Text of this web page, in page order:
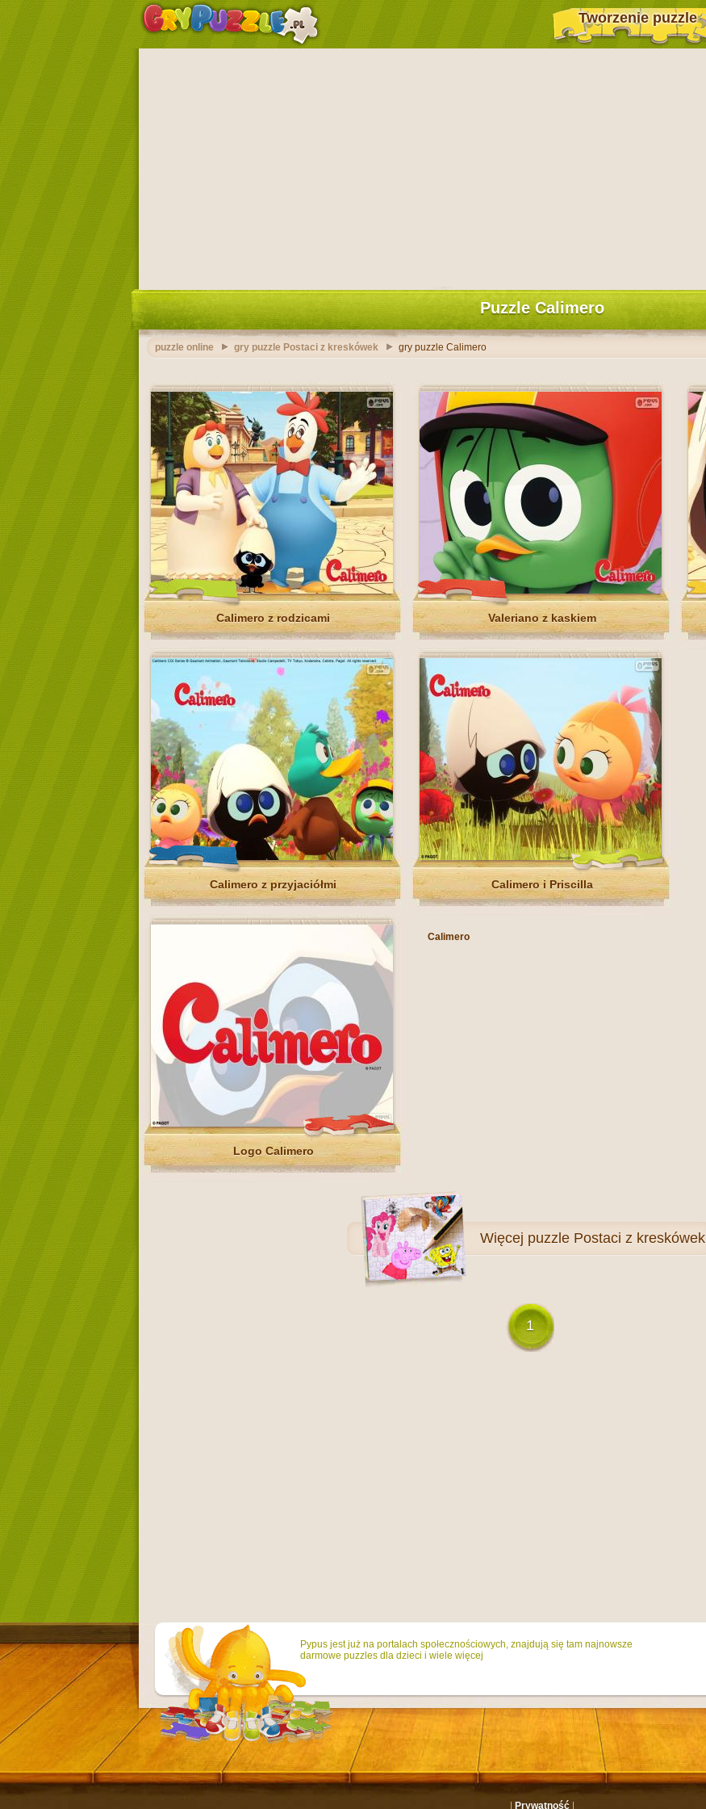
Tworzenie puzzle
Puzzle Calimero
puzzle online gry puzzle Postaci z kreskówek gry puzzle Calimero
Calimero z rodzicami Valeriano z kaskiem
Calimero z przyjaciółmi Calimero i Priscilla
Logo Calimero
Calimero
Więcej puzzle Postaci z kreskówek
1
Pypus jest już na portalach społecznościowych, znajdują się tam najnowsze
darmowe puzzles dla dzieci i wiele więcej
Prywatność